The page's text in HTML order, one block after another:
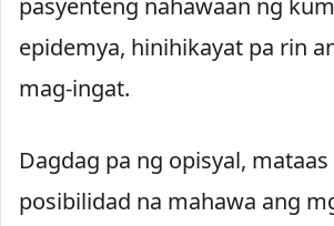
pasyenteng nahawaan ng
epidemya, hinihikayat pa rin
mag-ingat.
Dagdag pa ng opisyal, mataas
posibilidad na mahawa ang